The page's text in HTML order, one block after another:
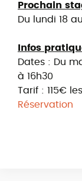
Prochain
Du lundi 18
Infos
Dates : Du
à 16h30
Tarif : 115€
Réservation